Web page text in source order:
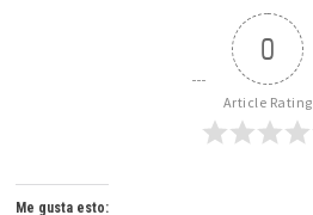
0
Article Rating
Me gusta esto: